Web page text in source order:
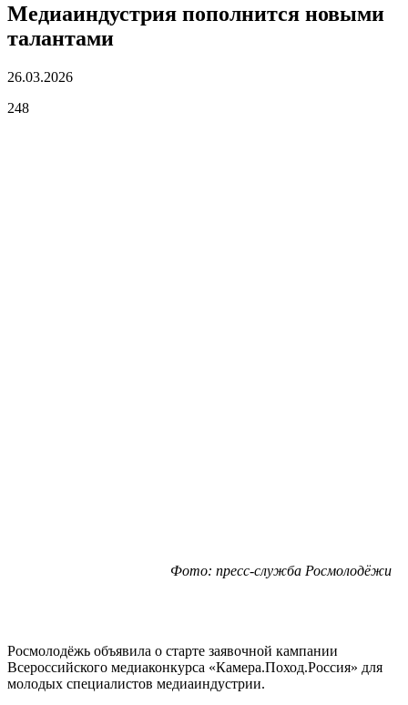
Медиаиндустрия пополнится новыми
талантами
26.03.2026
248
Фото: пресс-служба Росмолодёжи
Росмолодёжь объявила о старте заявочной кампании
Всероссийского медиаконкурса «Камера.Поход.Россия» для
молодых специалистов медиаиндустрии.